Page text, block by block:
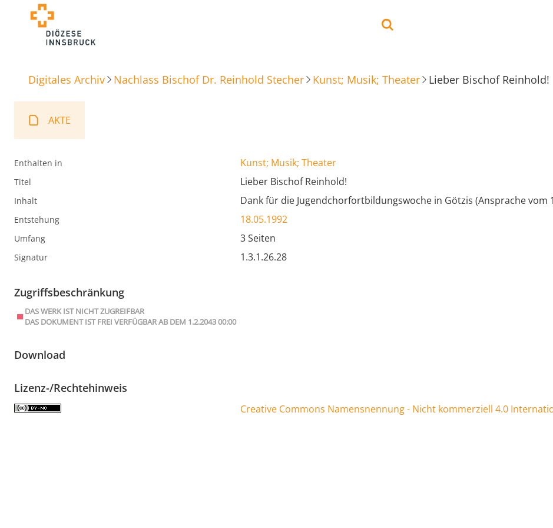
Digitales Archiv Nachlass Bischof Dr. Reinhold Stecher Kunst; Musik; Theater Lieber Bischof Reinhold!
AKTE
Enthalten in Kunst; Musik; Theater
Titel Lieber Bischof Reinhold!
Inhalt Dank für die Jugendchorfortbildungswoche in Götzis (Ansprache vom
Entstehung 18.05.1992
Umfang 3 Seiten
Signatur 1.3.1.26.28
Zugriffsbeschränkung
DAS WERK IST NICHT ZUGREIFBAR
DAS DOKUMENT IST FREI VERFÜGBAR AB DEM 1.2.2043 00:00
Download
Lizenz-/Rechtehinweis
Creative Commons Namensnennung - Nicht kommerziell 4.0